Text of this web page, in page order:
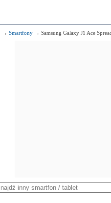
→ Smartfony → Samsung Galaxy J1 Ace